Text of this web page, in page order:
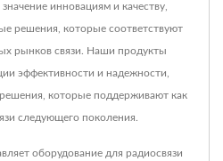
инновациям и качеству,
решения, которые соответствуют
рынков связи. Наши продукты
эффективности и надежности,
которые поддерживают как
следующего поколения.
оборудование для радиосвязи